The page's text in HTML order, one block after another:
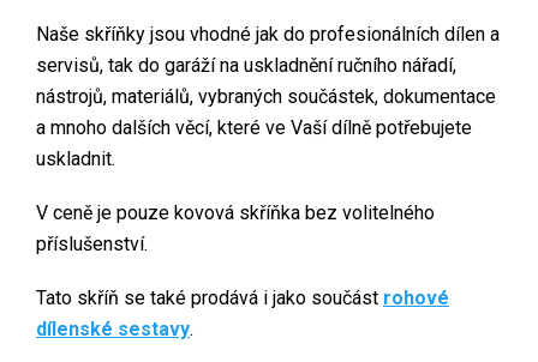
Naše skříňky jsou vhodné jak do profesionálních dílen a
servisů, tak do garáží na uskladnění ručního nářadí,
nástrojů, materiálů, vybraných součástek, dokumentace
a mnoho dalších věcí, které ve Vaší dílně potřebujete
uskladnit.
V ceně je pouze kovová skříňka bez volitelného
příslušenství.
Tato skříň se také prodává i jako součást rohové
dílenské sestavy.